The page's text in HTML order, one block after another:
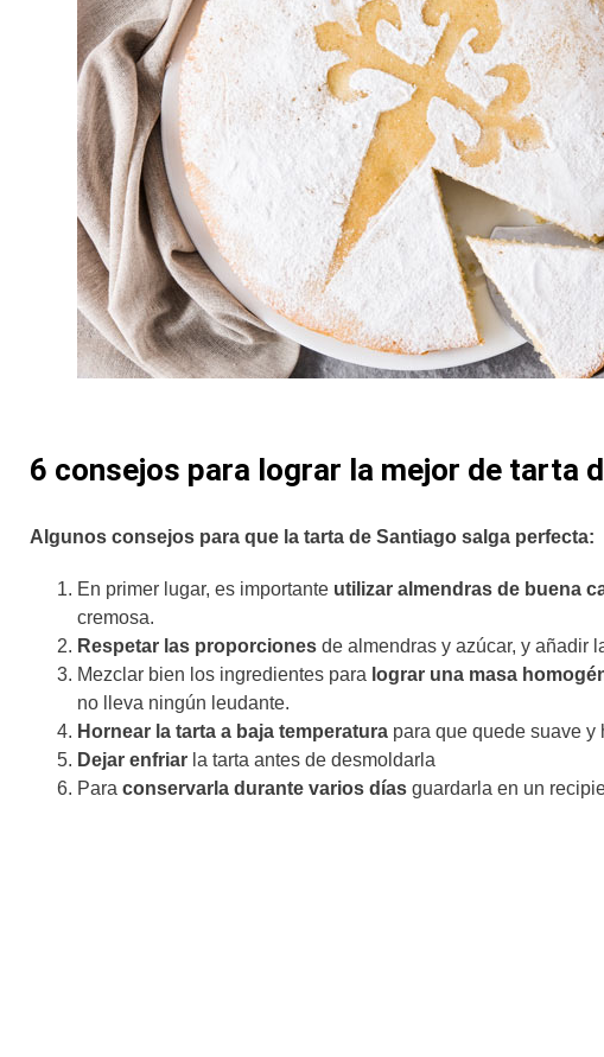
6 consejos para lograr la mejor de tarta
Algunos consejos para que la tarta de Santiago salga perfecta:
En primer lugar, es importante utilizar almendras de buena
cremosa.
Respetar las proporciones de almendras y azúcar, y añadir
Mezclar bien los ingredientes para lograr una masa
no lleva ningún leudante.
Hornear la tarta a baja temperatura para que quede suave y
Dejar enfriar la tarta antes de desmoldarla
Para conservarla durante varios días guardarla en un